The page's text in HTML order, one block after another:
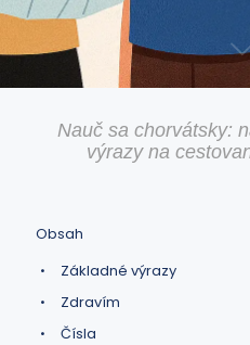
Nauč sa chorvátsky:
výrazy na
Obsah
Základné výrazy
Zdravím
Čísla